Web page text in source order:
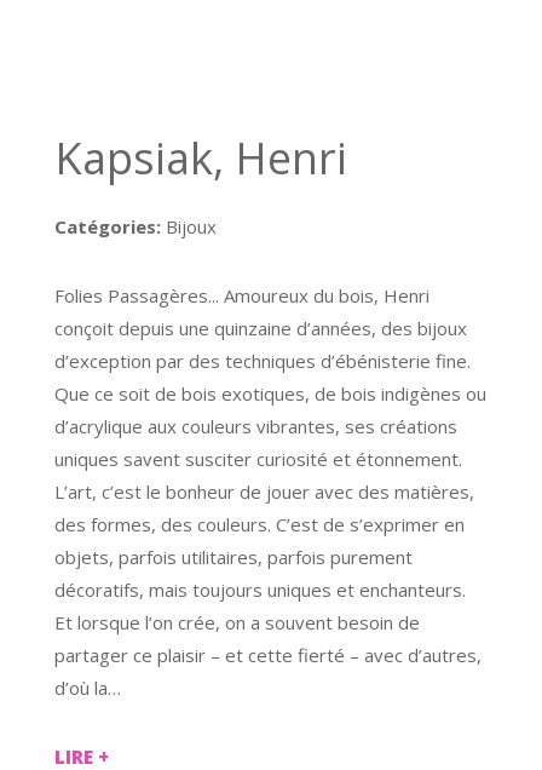
Kapsiak, Henri
Catégories: Bijoux
Folies Passagères... Amoureux du bois, Henri
conçoit depuis une quinzaine d’années, des bijoux
d’exception par des techniques d’ébénisterie fine.
Que ce soit de bois exotiques, de bois indigènes ou
d’acrylique aux couleurs vibrantes, ses créations
uniques savent susciter curiosité et étonnement.
L’art, c’est le bonheur de jouer avec des matières,
des formes, des couleurs. C’est de s’exprimer en
objets, parfois utilitaires, parfois purement
décoratifs, mais toujours uniques et enchanteurs.
Et lorsque l’on crée, on a souvent besoin de
partager ce plaisir – et cette fierté – avec d’autres,
d’où la…
LIRE +